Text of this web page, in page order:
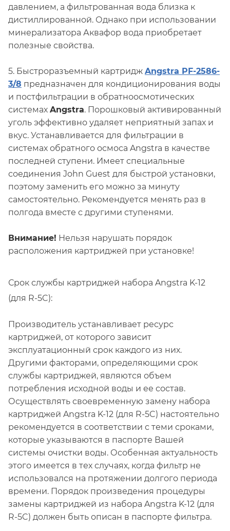
давлением, а фильтрованная вода близка к
дистиллированной. Однако при использовании
минерализатора Аквафор вода приобретает
полезные свойства.
5. Быстроразъемный картридж Angstra PF-2586-
3/8 предназначен для кондиционирования воды
и постфильтрации в обратноосмотических
системах Angstra. Порошковый активированный
уголь эффективно удаляет неприятный запах и
вкус. Устанавливается для фильтрации в
системах обратного осмоса Angstra в качестве
последней ступени. Имеет специальные
соединения John Guest для быстрой установки,
поэтому заменить его можно за минуту
самостоятельно. Рекомендуется менять раз в
полгода вместе с другими ступенями.
Внимание! Нельзя нарушать порядок
расположения картриджей при установке!
Срок службы картриджей набора Angstra K-12
(для R-5C):
Производитель устанавливает ресурс
картриджей, от которого зависит
эксплуатационный срок каждого из них.
Другими факторами, определяющими срок
службы картриджей, являются объем
потребления исходной воды и ее состав.
Осуществлять своевременную замену набора
картриджей Angstra K-12 (для R-5C) настоятельно
рекомендуется в соответствии с теми сроками,
которые указываются в паспорте Вашей
системы очистки воды. Особенная актуальность
этого имеется в тех случаях, когда фильтр не
использовался на протяжении долгого периода
времени. Порядок произведения процедуры
замены картриджей из набора Angstra K-12 (для
R-5C) должен быть описан в паспорте фильтра.